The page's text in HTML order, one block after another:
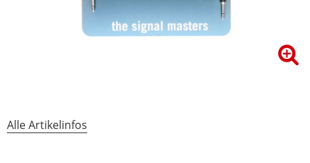
Alle Artikelinfos